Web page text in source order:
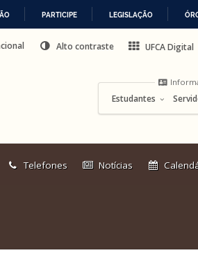
PARTICIPE LEGISLAÇÃO
Alto contraste UFCA Digital
Estudantes
Link
Telefones Notícias